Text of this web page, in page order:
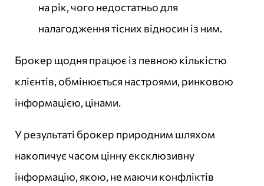
на рік, чого недостатньо для
налагодження тісних відносин із ним.
Брокер щодня працює із певною кількістю
клієнтів, обмінюється настроями, ринковою
інформацією, цінами.
У результаті брокер природним шляхом
накопичує часом цінну ексклюзивну
інформацію, якою, не маючи конфліктів